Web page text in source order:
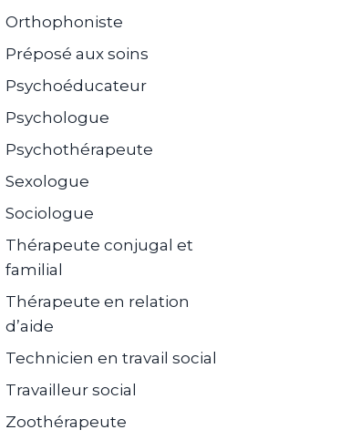
Orthophoniste
Préposé aux soins
Psychoéducateur
Psychologue
Psychothérapeute
Sexologue
Sociologue
Thérapeute conjugal et
familial
Thérapeute en relation
d’aide
Technicien en travail social
Travailleur social
Zoothérapeute